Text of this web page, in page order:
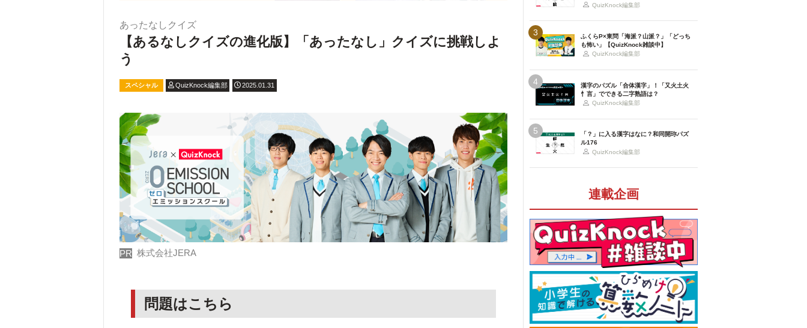
あったなしクイズ
【あるなしクイズの進化版】「あったなし」クイズに挑戦しよ
う
スペシャル QuizKnock編集部 2025.01.31
PR 株式会社JERA
問題はこちら
QuizKnock編集部
3
ふくらP×東問「海派？山派？」「どっち
も怖い」【QuizKnock雑談中】
QuizKnock編集部
4
漢字のパズル「合体漢字」！「又火土火
忄言」でできる二字熟語は？
QuizKnock編集部
5
「？」に入る漢字はなに？和同開珎パズ
ル176
QuizKnock編集部
連載企画